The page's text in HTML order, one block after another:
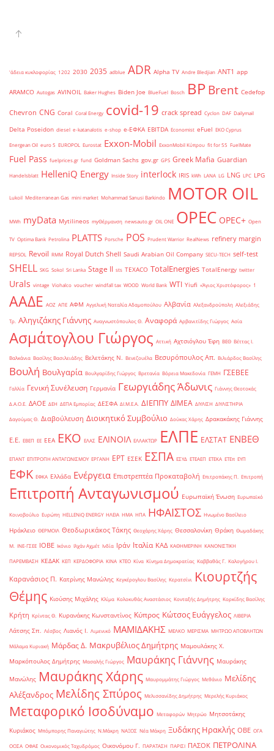
'άδεια κυκλοφορίας 1202 2030 2035 adblue ADR Alpha TV Andre Bledjian ANT1 app
ARAMCO Autogas AVINOIL Baker Hughes Biden Joe BlueFuel Bosch BPBrent Cedefop
Chevron CNG Coral Coral Energy covid-19 crack spread Cyclon DAF Dailymail
Delta Poseidon diesel e-katanalotis e-shop e-ΕΦΚΑ EBITDA Economist eFuel EKO Cyprus
Energean Oil euro 5 EUROPOL Eurostat Exxon-Mobil ExxonMobil Κύπρου fit for 55 FuelMate
Fuel Pass fuelprices.gr fund Goldman Sachs gov.gr GPS Greek Mafia Guardian
Handelsblatt HelleniQ Energy Inside Story interlock IRIS kWh LANA LG LNG LPC LPG
Lukoil Mediterranean Gas mini market Mohammad Sanusi Barkindo MOTOR OIL
MWh myData Mytilineos myΘέρμανση newsauto.gr OIL ONE OPEC OPEC+ Open
TV Optima Bank Petrolina PLATTS Porsche POS Prudent Warrior RealNews refinery margin
REPSOL Revoil RMM Royal Dutch Shell Saudi Arabian Oil Company SECU-TECH self-test
SHELL SKG Sokol Sri Lanka Stage II sts TEXACO TotalEnergies TotalEnergy twitter
Urals vintage Viohalco voucher windfall tax WOOD World Bank WTI Yiufi «Άγιος Χριστόφορος» ΄1
ΑΑΔΕ ΑΟΖ ΑΠΕ ΑΦΜ Αγγελική Ναταλία Αδαμοπούλου Αλβανία Αλεξανδρούπολη Αλεξιάδης
Τρ. Αληγιζάκης Γιάννης Αναγνωστόπουλος Θ. Αναφορά Αρβανιτίδης Γιώργος Ασία
Ασμάτογλου Γιώργος Αττική Αχτσιόγλου Έφη ΒΕΘ Βέττας Ι.
Βαλκάνια Βασίλης Βασιλειάδης Βελετάκης Ν. Βενεζουέλα Βεσυρόπουλος Απ. Βιλιάρδος Βασίλης
Βουλή Βουλγαρία Βουλγαρίδης Γιώργος Βρετανία Βόρεια Μακεδονία ΓΕΜΗ ΓΣΕΒΕΕ
Γαλλία Γενική Συνέλευση Γερμανία Γεωργιάδης Άδωνις Γιάννης Θεοτοκάς
Δ.Α.Ο.Ε. ΔΑΟΕ ΔΕΗ ΔΕΠΑ Εμπορίας ΔΕΣΦΑ ΔΙ.Μ.Ε.Α. ΔΙΕΠΠΥ ΔΙΜΕΑ ΔΙΥΛΙΣΗ ΔΙΥΛΙΣΤΗΡΙΑ
Δαγούμας Θ. Διαβούλευση Διοικητικό Συμβούλιο Δούκας Χάρης Δρακακάκης Γιάννης
Ε.Ε. ΕΒΕΠ ΕΕ ΕΕΑ ΕΚΟ ΕΛΑΣ ΕΛΙΝΟΙΛ ΕΛΛΑΚΤΩΡ ΕΛΠΕ ΕΛΣΤΑΤ ΕΝΒΕΘ
ΕΠΑΝΤ ΕΠΙΤΡΟΠΗ ΑΝΤΑΓΩΝΙΣΜΟΥ ΕΡΓΑΝΗ ΕΡΤ ΕΣΕΚ ΕΣΠΑ ΕΣΥΔ ΕΤΕΑΕΠ ΕΤΕΚΑ ΕΤΕπ ΕΥΠ
ΕΦΚ ΕΦΚΑ Ελλάδα Ενέργεια Επιστρεπτέα Προκαταβολή Επιτροπάκης Π. Επιτροπή
Επιτροπή Ανταγωνισμού Ευρωπαϊκή Ένωση Ευρωπαϊκό
Κοινοβούλιο Ευρώπη ΗELLENiQ ENERGY ΗΛΕΙΑ ΗΜΑ ΗΠΑ ΗΦΑΙΣΤΟΣ Ηνωμένο Βασίλειο
Ηράκλειο ΘΕΡΜΟΙΛ Θεοδωρικάκος Τάκης Θεοχάρης Χάρης Θεσσαλονίκη Θράκη Θωμαδάκης
Μ. ΙΝΕ-ΓΣΕΕ ΙΟΒΕ Ικόνιο Ιλχάν Αχμέτ Ινδία Ιράν Ιταλία ΚΑΔ ΚΑΘΗΜΕΡΙΝΗ ΚΑΝΟΝΙΣΤΙΚΗ
ΠΑΡΕΜΒΑΣΗ ΚΕΔΑΚ ΚΕΠ ΚΕΡΔΟΦΟΡΙΑ ΚΙΝΑ ΚΤΕΟ Κίνα Κίνημα Δημοκρατίας Καββαθάς Γ. Καλογήρου Ι.
Καρανάσιος Π. Κατρίνης Μανώλης Κεγκέρογλου Βασίλης Κερατσίνι
Κιουρτζής
Θέμης Κιούσης Μιχάλης Κλίμα Κολοκυθάς Αναστάσιος Κονταξής Δημήτρης Κορκίδης Βασίλης
Κρήτη Κρίντας Θ. Κυρανάκης Κωνσταντίνος Κύπρος Κώτσος Ευάγγελος ΛΙΒΕΡΙΑ
Λάτσης Σπ. Λέσβος Λιανός Ι. Λιμενικό ΜΑΜΙΔΑΚΗΣ ΜΕΛΚΟ ΜΕΡΙΣΜΑ ΜΗΤΡΩΟ ΑΠΟΒΛΗΤΩΝ
Μάλαμα Κυριακή Μάρδας Δ. Μακρυβέλιος Δημήτρης Μαμουλάκης Χ.
Μαρκόπουλος Δημήτρης Μασαλής Γιώργος Μαυράκης Γιάννης Μαυράκης
Μανώλης Μαυράκης Χάρης Μαυρομμάτης Γιώργος Μεθάνιο Μελίδης
Αλέξανδρος Μελίδης Σπύρος Μελισσανίδης Δημήτρης Μερελής Κυριάκος
Μεταφορικό Ισοδύναμο Μεταφορών Μητρώο Μητσοτάκης
Κυριάκος Μπόμπορης Παναγιώτης Ν.Μάκρη ΝΑΞΟΣ Νέα Μάκρη Ξυδάκης Ηρακλής ΟΒΕ ΟΓΑ
ΟΟΣΑ ΟΦΑΕ Οικονομικός Ταχυδρόμος Οικονόμου Γ. ΠΑΡΑΤΑΣΗ ΠΑΡΙΣΙ ΠΑΣΟΚ ΠΕΤΡΟΛΙΝΑ